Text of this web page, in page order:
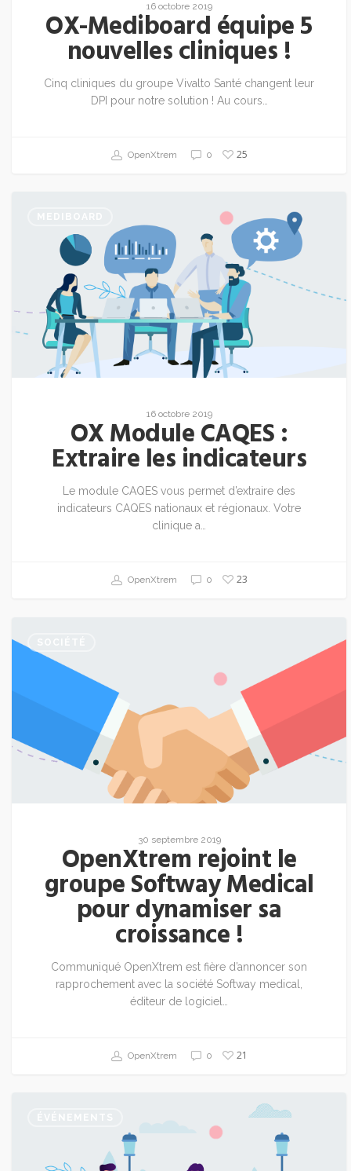
16 octobre 2019
OX-Mediboard équipe 5
nouvelles cliniques !
Cinq cliniques du groupe Vivalto Santé changent leur
DPI pour notre solution ! Au cours…
OpenXtrem 0 25
16 octobre 2019
OX Module CAQES :
Extraire les indicateurs
Le module CAQES vous permet d’extraire des
indicateurs CAQES nationaux et régionaux. Votre
clinique a…
OpenXtrem 0 23
30 septembre 2019
OpenXtrem rejoint le
groupe Softway Medical
pour dynamiser sa
croissance !
Communiqué OpenXtrem est fière d’annoncer son
rapprochement avec la société Softway medical,
éditeur de logiciel…
OpenXtrem 0 21